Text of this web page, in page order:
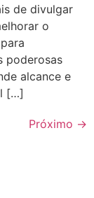
de divulgar
o
poderosas
alcance e
[…]
Próximo →